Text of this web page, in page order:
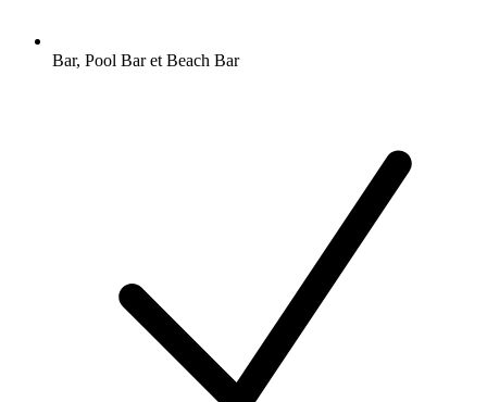
Bar, Pool Bar et Beach Bar